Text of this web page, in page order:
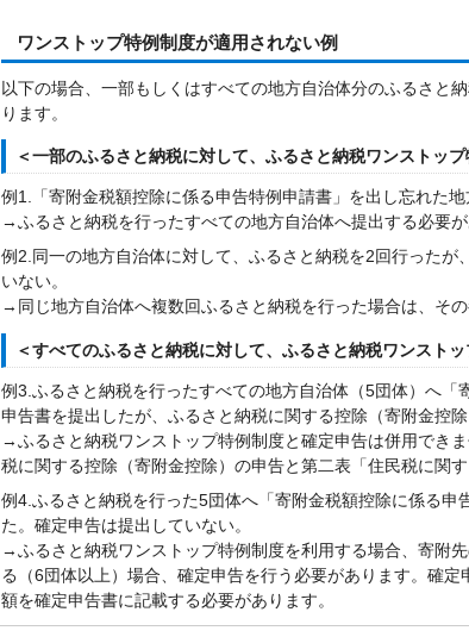
ワンストップ特例制度が適用されない例
以下の場合、一部もしくはすべての地方自治体分のふるさと
ります。
＜一部のふるさと納税に対して、ふるさと納税ワンストッ
例1.「寄附金税額控除に係る申告特例申請書」を出し忘れた地
→ふるさと納税を行ったすべての地方自治体へ提出する必要が
例2.同一の地方自治体に対して、ふるさと納税を2回行った
いない。
→同じ地方自治体へ複数回ふるさと納税を行った場合は、その
＜すべてのふるさと納税に対して、ふるさと納税ワンスト
例3.ふるさと納税を行ったすべての地方自治体（5団体）へ
申告書を提出したが、ふるさと納税に関する控除（寄附金控除
→ふるさと納税ワンストップ特例制度と確定申告は併用でき
税に関する控除（寄附金控除）の申告と第二表「住民税に関
例4.ふるさと納税を行った5団体へ「寄附金税額控除に係る
た。確定申告は提出していない。
→ふるさと納税ワンストップ特例制度を利用する場合、寄附
る（6団体以上）場合、確定申告を行う必要があります。確
額を確定申告書に記載する必要があります。